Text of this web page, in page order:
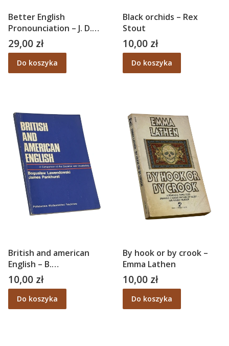
Better English
Pronounciation – J. D.
O'Connor
Cena
29,00 zł
Do koszyka
Black orchids – Rex
Stout
Cena
10,00 zł
Do koszyka
British and american
English – B.
Lawendowski, James
Pankhurst
Cena
10,00 zł
Do koszyka
By hook or by crook –
Emma Lathen
Cena
10,00 zł
Do koszyka